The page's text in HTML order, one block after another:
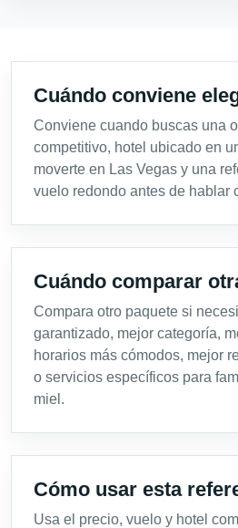
Cuándo conviene
Conviene cuando buscas una
competitivo, hotel ubicado en
moverte en Las Vegas y una
vuelo redondo antes de hablar
Cuándo comparar
Compara otro paquete si
garantizado, mejor categoría,
horarios más cómodos, mejor
o servicios específicos para
miel.
Cómo usar esta
Usa el precio, vuelo y hotel